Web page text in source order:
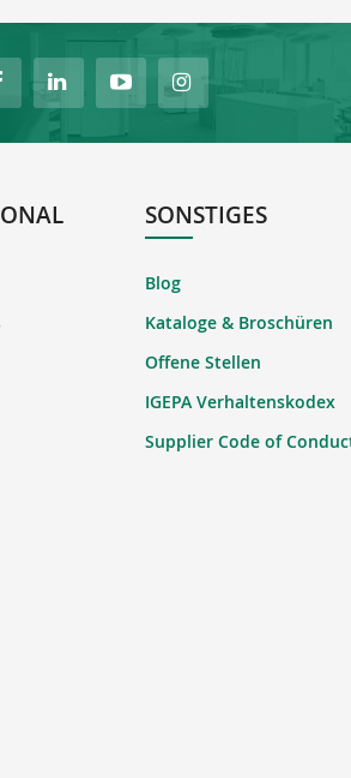
SONSTIGES
Blog
Kataloge & Broschüren
Offene Stellen
IGEPA Verhaltenskodex
Supplier Code of